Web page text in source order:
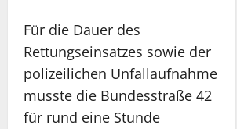
Für die Dauer des
Rettungseinsatzes sowie der
polizeilichen Unfallaufnahme
musste die Bundesstraße 42
für rund eine Stunde